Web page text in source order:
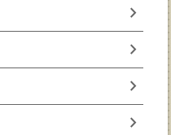
chevron_right
chevron_right
chevron_right
chevron_right